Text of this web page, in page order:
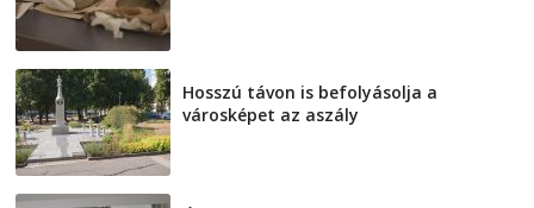
Hosszú távon is befolyásolja a
városképet az aszály